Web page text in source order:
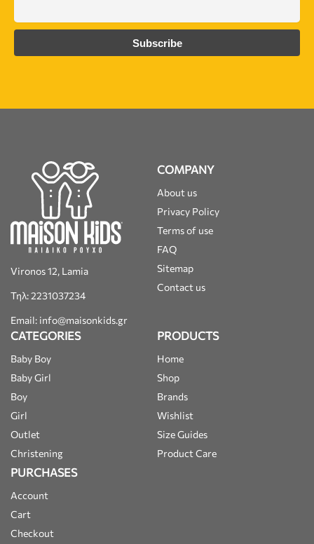
Vironos 12, Lamia
Τηλ: 2231037234
Email: info@maisonkids.gr
COMPANY
About us
Privacy Policy
Terms of use
FAQ
Sitemap
Contact us
CATEGORIES
Baby Boy
Baby Girl
Boy
Girl
Outlet
Christening
PRODUCTS
Home
Shop
Brands
Wishlist
Size Guides
Product Care
PURCHASES
Account
Cart
Checkout